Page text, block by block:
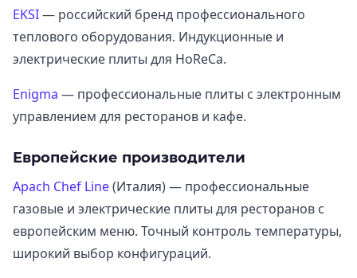
EKSI— российский бренд профессионального
теплового оборудования. Индукционные и
электрические плиты для HoReCa.
Enigma — профессиональные плиты с электронным
управлением для ресторанов и кафе.
Европейские производители
Apach Chef Line(Италия) — профессиональные
газовые и электрические плиты для ресторанов с
европейским меню. Точный контроль температуры,
широкий выбор конфигураций.